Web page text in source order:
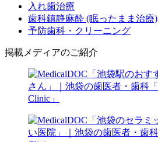
入れ歯治療
歯科鎮静麻酔 (眠ったまま治療)
予防歯科・クリーニング
掲載メディアのご紹介